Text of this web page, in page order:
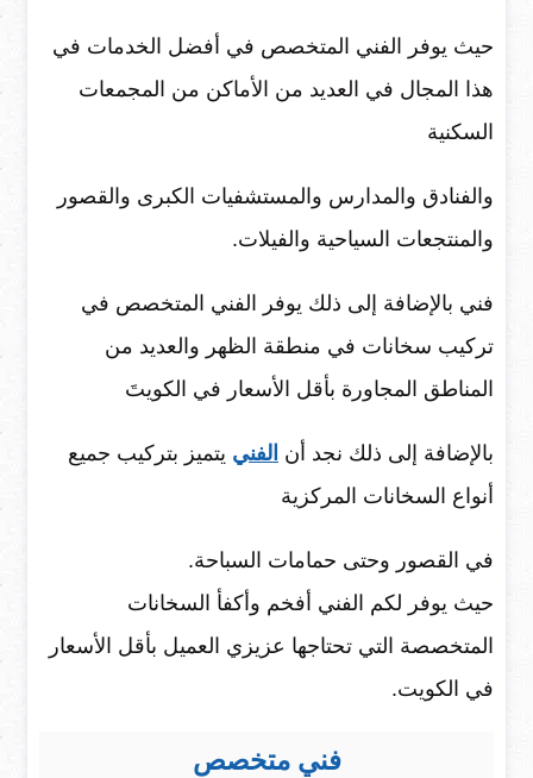
حيث يوفر الفني المتخصص في أفضل الخدمات في
هذا المجال في العديد من الأماكن من المجمعات
السكنية
والفنادق والمدارس والمستشفيات الكبرى والقصور
والمنتجعات السياحية والفيلات.
فني بالإضافة إلى ذلك يوفر الفني المتخصص في
تركيب سخانات في منطقة الظهر والعديد من
المناطق المجاورة بأقل الأسعار في الكويتَ
بالإضافة إلى ذلك نجد أن الفني يتميز بتركيب جميع
أنواع السخانات المركزية
في القصور وحتى حمامات السباحة.
حيث يوفر لكم الفني أفخم وأكفأ السخانات
المتخصصة التي تحتاجها عزيزي العميل بأقل الأسعار
في الكويت.
فني متخصص